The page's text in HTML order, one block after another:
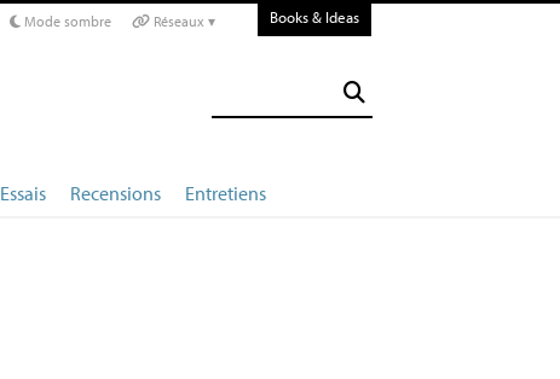
Mode sombre Réseaux ▾ Books & Ideas
Essais Recensions Entretiens